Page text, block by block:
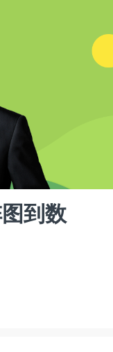
到数